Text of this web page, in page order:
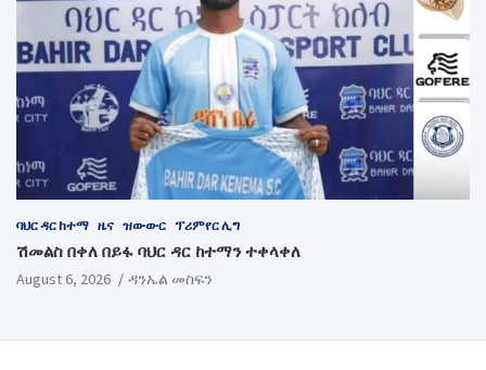
ባህር ዳር ከተማ ዜና ዝውውር ፕሪምየር ሊግ
ሽመልስ በቀለ በይፋ ባህር ዳር ከተማን ተቀላቀለ
August 6, 2026 ዳንኤል መስፍን